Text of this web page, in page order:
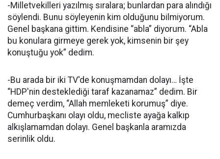
-Milletvekilleri yazılmış sıralara; bunlardan para alındığı
söylendi. Bunu söyleyenin kim olduğunu bilmiyorum.
Genel başkana gittim. Kendisine “abla” diyorum. “Abla
bu konulara girmeye gerek yok, kimsenin bir şey
konuştuğu yok” dedim.
-Bu arada bir iki TV'de konuşmamdan dolayı… İşte
“HDP'nin desteklediği taraf kazanamaz” dedim. Bir
demeç verdim, “Allah memleketi korumuş” diye.
Cumhurbaşkanı olayı oldu, mecliste ayağa kalkıp
alkışlamamdan dolayı. Genel başkanla aramızda
serinlik oldu.